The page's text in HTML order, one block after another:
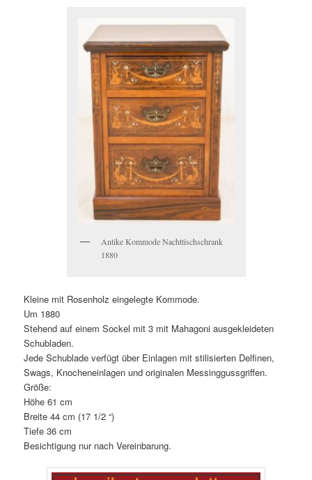
Antike Kommode Nachttischschrank
1880
Kleine mit Rosenholz eingelegte Kommode.
Um 1880
Stehend auf einem Sockel mit 3 mit Mahagoni ausgekleideten
Schubladen.
Jede Schublade verfügt über Einlagen mit stilisierten Delfinen,
Swags, Knocheneinlagen und originalen Messinggussgriffen.
Größe:
Höhe 61 cm
Breite 44 cm (17 1/2 “)
Tiefe 36 cm
Besichtigung nur nach Vereinbarung.